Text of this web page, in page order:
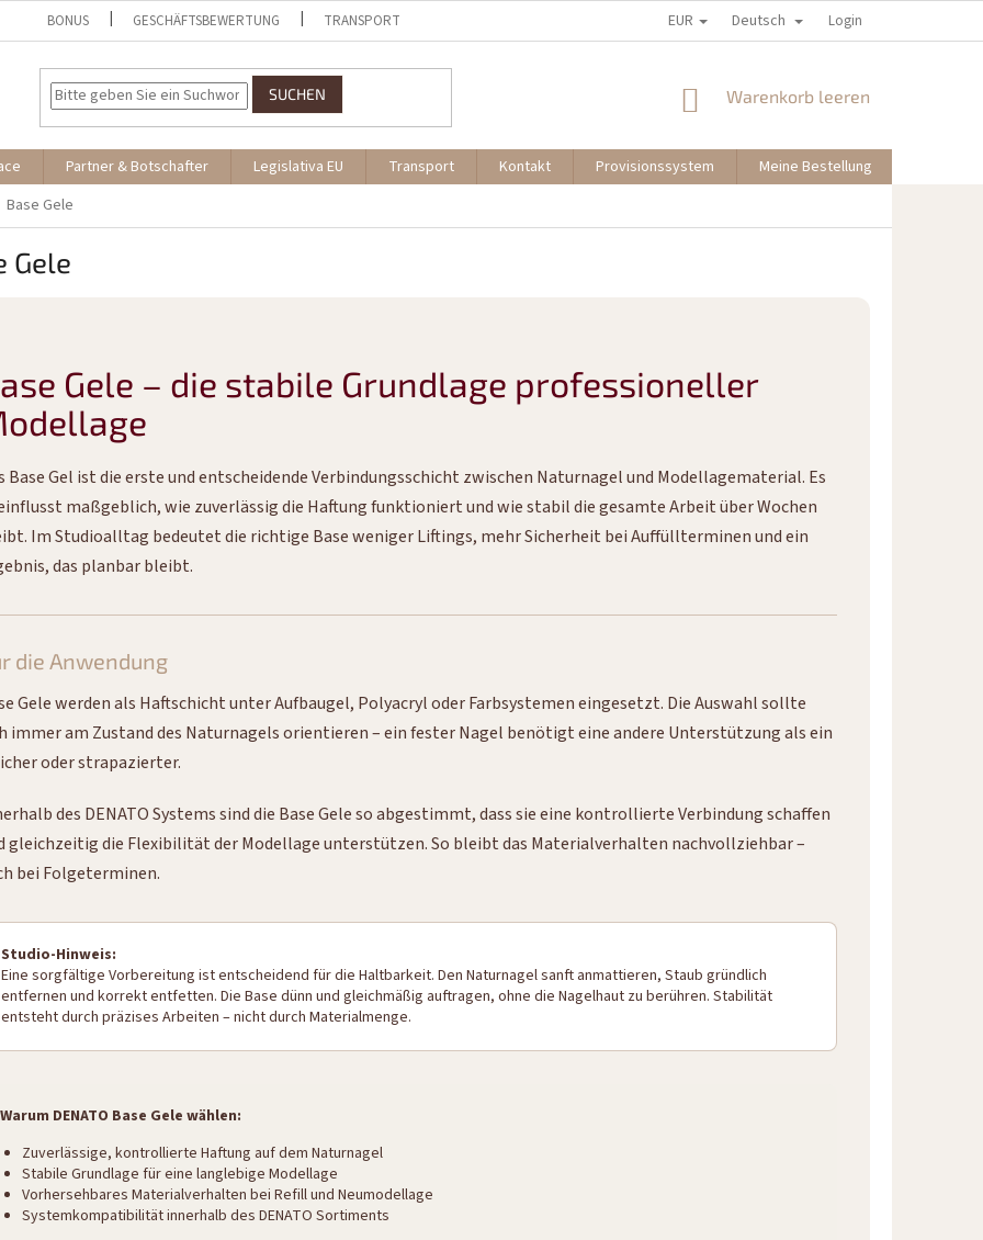
BONUS GESCHÄFTSBEWERTUNG TRANSPORT EUR Deutsch Login
SUCHEN WARENKORB
Warenkorb leeren
Partner & Botschafter Legislativa EU Transport Kontakt Provisionssystem
Meine Bestellung
Base Gele
Gele
Gele – die stabile Grundlage professioneller
Base Gel ist die erste und entscheidende Verbindungsschicht zwischen Naturnagel und Modellagematerial. Es
maßgeblich, wie zuverlässig die Haftung funktioniert und wie stabil die gesamte Arbeit über Wochen
Im Studioalltag bedeutet die richtige Base weniger Liftings, mehr Sicherheit bei Auffüllterminen und ein
das planbar bleibt.
die Anwendung
Gele werden als Haftschicht unter Aufbaugel, Polyacryl oder Farbsystemen eingesetzt. Die Auswahl sollte
immer am Zustand des Naturnagels orientieren – ein fester Nagel benötigt eine andere Unterstützung als ein
oder strapazierter.
des DENATO Systems sind die Base Gele so abgestimmt, dass sie eine kontrollierte Verbindung schaffen
gleichzeitig die Flexibilität der Modellage unterstützen. So bleibt das Materialverhalten nachvollziehbar –
bei Folgeterminen.
Studio-Hinweis:
Eine sorgfältige Vorbereitung ist entscheidend für die Haltbarkeit. Den Naturnagel sanft anmattieren, Staub gründlich
entfernen und korrekt entfetten. Die Base dünn und gleichmäßig auftragen, ohne die Nagelhaut zu berühren. Stabilität
entsteht durch präzises Arbeiten – nicht durch Materialmenge.
Warum DENATO Base Gele wählen:
Zuverlässige, kontrollierte Haftung auf dem Naturnagel
Stabile Grundlage für eine langlebige Modellage
Vorhersehbares Materialverhalten bei Refill und Neumodellage
Systemkompatibilität innerhalb des DENATO Sortiments